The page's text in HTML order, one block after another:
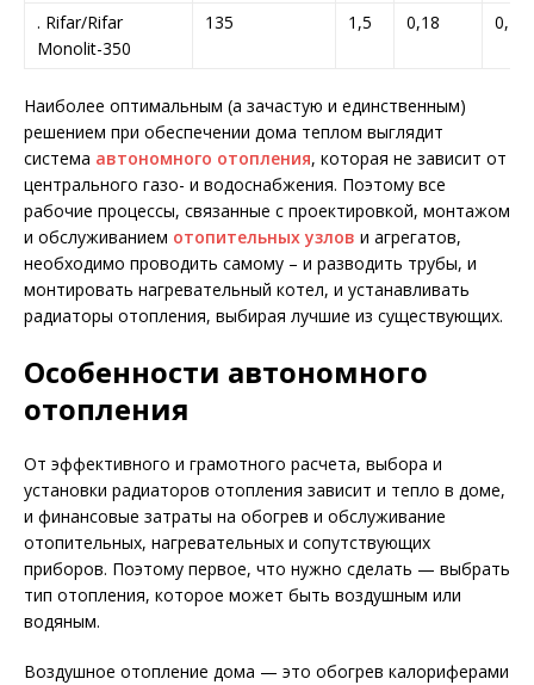
. Rifar/Rifar
Monolit-350
135 1,5 0,18
Наиболее оптимальным (а зачастую и единственным)
решением при обеспечении дома теплом выглядит
система автономного отопления, которая не зависит от
центрального газо- и водоснабжения. Поэтому все
рабочие процессы, связанные с проектировкой, монтажом
и обслуживанием отопительных узлов и агрегатов,
необходимо проводить самому – и разводить трубы, и
монтировать нагревательный котел, и устанавливать
радиаторы отопления, выбирая лучшие из существующих.
Особенности автономного
отопления
От эффективного и грамотного расчета, выбора и
установки радиаторов отопления зависит и тепло в доме,
и финансовые затраты на обогрев и обслуживание
отопительных, нагревательных и сопутствующих
приборов. Поэтому первое, что нужно сделать — выбрать
тип отопления, которое может быть воздушным или
водяным.
Воздушное отопление дома — это обогрев калориферами